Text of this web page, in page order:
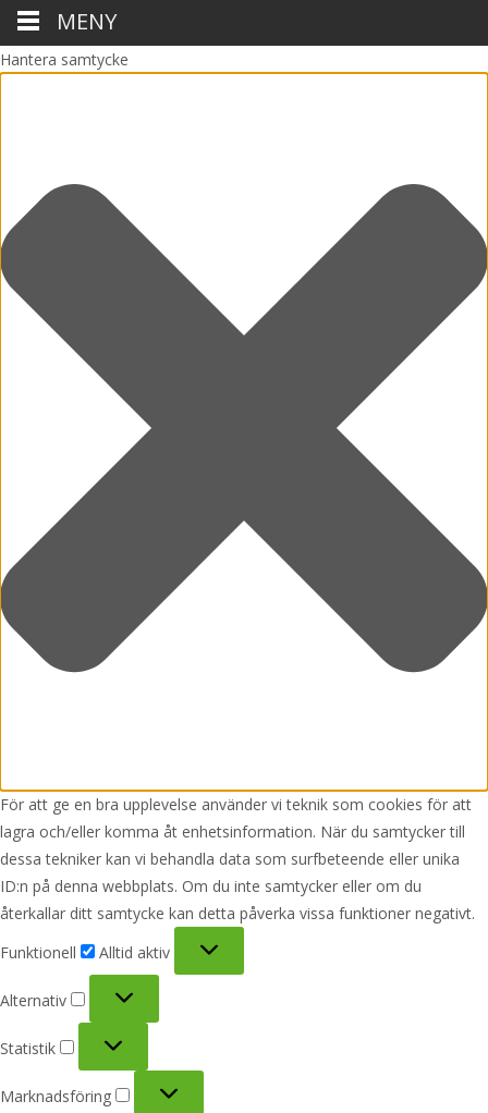
Hantera samtycke
För att ge en bra upplevelse använder vi teknik som cookies för att
lagra och/eller komma åt enhetsinformation. När du samtycker till
dessa tekniker kan vi behandla data som surfbeteende eller unika
ID:n på denna webbplats. Om du inte samtycker eller om du
återkallar ditt samtycke kan detta påverka vissa funktioner negativt.
Funktionell
Alltid aktiv
Alternativ
Statistik
Marknadsföring
MENY